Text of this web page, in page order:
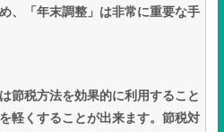
、「年末調整」は非常に重要な手
節税方法を効果的に利用すること
軽くすることが出来ます。節税対